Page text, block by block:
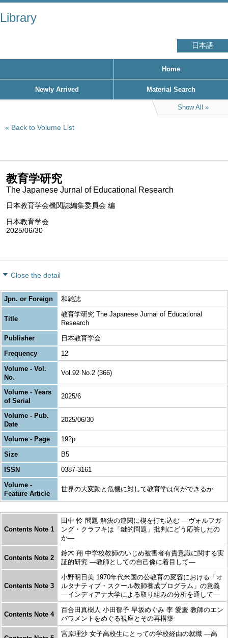
Library
日本語
Home
Newly Arrived Material Search
Show All
Back to Volume List
教育学研究
The Japanese Jurnal of Educational Research
日本教育学会機関誌編集委員会 編
日本教育学会
2025/06/30
Close the detail
Jpn. or Foreign 和雑誌
Title
教育学研究 The Japanese Jurnal of Educational
Research
Publisher
日本教育学会
Frequency
12
Volume - Vol.
No.
Vol.92 No.2 (366)
Volume - Years
of Serial
2025/6
Volume - Pub.
Date
2025/06/30
Volume - Page
192p
Size
B5
ISSN
0387-3161
Volume -
Feature Article
世界の大変動と危機に対して教育学は何ができるか
Contents Note 1
田中 怜 問題-解決の連関に楔を打ち込む ―ヴォルフガ
ング・クラフキは「鍵的問題」批判にどう応答したの
か―
Contents Note 2
鈴木 翔 中学校教師のいじめ被害者有責意識に関する実
証的研究 ―教師としての自己像に着目して―
Contents Note 3
小野明日美 1970年代米国の公教育の変容における「オ
ルタナティブ・スクール教師養成プログラム」の意義
―インディアナ大学による取り組みの分析を通して―
Contents Note 4
百合田真樹人 小田郁予 早坂めぐみ 李 愛慶 教師のエン
パワメントをめぐる視座とその再構築
宮原理沙 女子高校生にとっての学校経由の就職 ―高